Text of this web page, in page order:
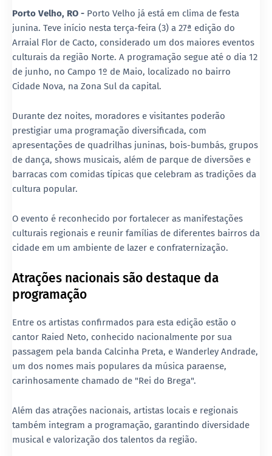
Porto Velho, RO - Porto Velho já está em clima de festa
junina. Teve início nesta terça-feira (3) a 27ª edição do
Arraial Flor de Cacto, considerado um dos maiores eventos
culturais da região Norte. A programação segue até o dia 12
de junho, no Campo 1º de Maio, localizado no bairro
Cidade Nova, na Zona Sul da capital.
Durante dez noites, moradores e visitantes poderão
prestigiar uma programação diversificada, com
apresentações de quadrilhas juninas, bois-bumbás, grupos
de dança, shows musicais, além de parque de diversões e
barracas com comidas típicas que celebram as tradições da
cultura popular.
O evento é reconhecido por fortalecer as manifestações
culturais regionais e reunir famílias de diferentes bairros da
cidade em um ambiente de lazer e confraternização.
Atrações nacionais são destaque da
programação
Entre os artistas confirmados para esta edição estão o
cantor Raied Neto, conhecido nacionalmente por sua
passagem pela banda Calcinha Preta, e Wanderley Andrade,
um dos nomes mais populares da música paraense,
carinhosamente chamado de "Rei do Brega".
Além das atrações nacionais, artistas locais e regionais
também integram a programação, garantindo diversidade
musical e valorização dos talentos da região.